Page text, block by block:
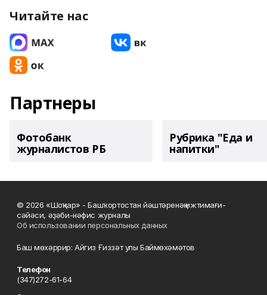
Читайте нас
Партнеры
Фотобанк
журналистов РБ
Рубрика "Еда и
напитки"
© 2026 «Шоңҡар» - Башҡортостан йәштәренәң ижтимағи-
сәйәси, әҙәби-нәфис журналы
Об использовании персональных данных
Баш мөхәррир: Айгиз Ғиззәт улы Баймөхәмәтов
Телефон
(347)272-61-64